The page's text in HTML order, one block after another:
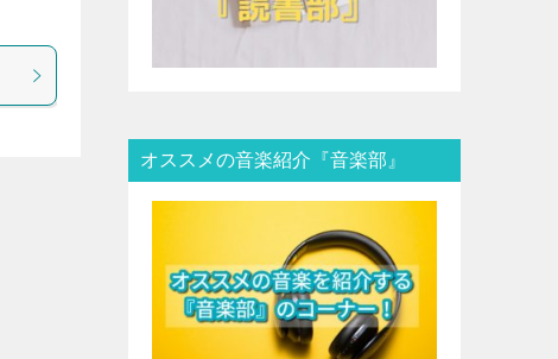
オススメの音楽紹介『音楽部』